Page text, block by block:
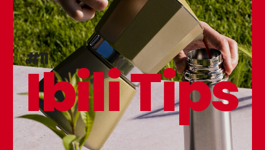
Set 3 Moldes Pascua Gallina
Flanero con Tapa Inoxidable
#11
Ibili Tips